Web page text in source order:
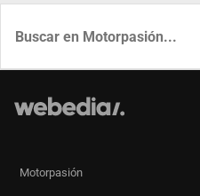
Motorpasión